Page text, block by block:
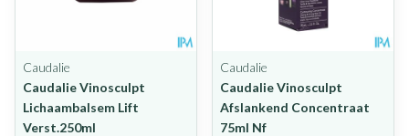
Caudalie
Caudalie Vinosculpt
Lichaambalsem Lift
Verst.250ml
Caudalie
Caudalie Vinosculpt
Afslankend Concentraat
75ml Nf